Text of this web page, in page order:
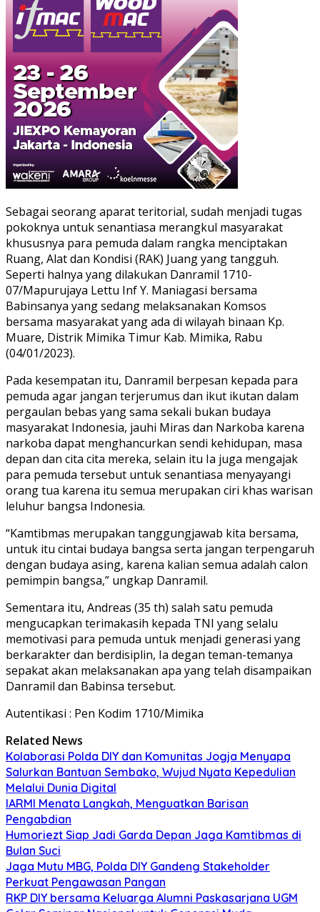
Sebagai seorang aparat teritorial, sudah menjadi tugas
pokoknya untuk senantiasa merangkul masyarakat
khususnya para pemuda dalam rangka menciptakan
Ruang, Alat dan Kondisi (RAK) Juang yang tangguh.
Seperti halnya yang dilakukan Danramil 1710-
07/Mapurujaya Lettu Inf Y. Maniagasi bersama
Babinsanya yang sedang melaksanakan Komsos
bersama masyarakat yang ada di wilayah binaan Kp.
Muare, Distrik Mimika Timur Kab. Mimika, Rabu
(04/01/2023).
Pada kesempatan itu, Danramil berpesan kepada para
pemuda agar jangan terjerumus dan ikut ikutan dalam
pergaulan bebas yang sama sekali bukan budaya
masyarakat Indonesia, jauhi Miras dan Narkoba karena
narkoba dapat menghancurkan sendi kehidupan, masa
depan dan cita cita mereka, selain itu Ia juga mengajak
para pemuda tersebut untuk senantiasa menyayangi
orang tua karena itu semua merupakan ciri khas warisan
leluhur bangsa Indonesia.
“Kamtibmas merupakan tanggungjawab kita bersama,
untuk itu cintai budaya bangsa serta jangan terpengaruh
dengan budaya asing, karena kalian semua adalah calon
pemimpin bangsa,” ungkap Danramil.
Sementara itu, Andreas (35 th) salah satu pemuda
mengucapkan terimakasih kepada TNI yang selalu
memotivasi para pemuda untuk menjadi generasi yang
berkarakter dan berdisiplin, Ia degan teman-temanya
sepakat akan melaksanakan apa yang telah disampaikan
Danramil dan Babinsa tersebut.
Autentikasi : Pen Kodim 1710/Mimika
Related News
Kolaborasi Polda DIY dan Komunitas Jogja Menyapa
Salurkan Bantuan Sembako, Wujud Nyata Kepedulian
Melalui Dunia Digital
IARMI Menata Langkah, Menguatkan Barisan
Pengabdian
Humoriezt Siap Jadi Garda Depan Jaga Kamtibmas di
Bulan Suci
Jaga Mutu MBG, Polda DIY Gandeng Stakeholder
Perkuat Pengawasan Pangan
RKP DIY bersama Keluarga Alumni Paskasarjana UGM